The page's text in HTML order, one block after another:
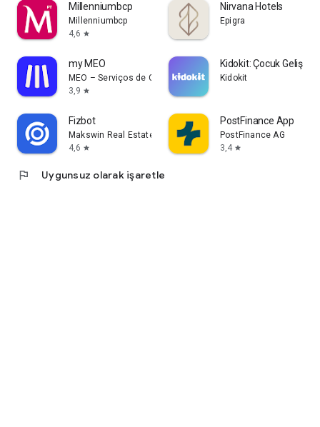
Millenniumbcp
Millenniumbcp
4,6 star
Nirvana Hotels
Epigra
my MEO
MEO – Serviços de Comunicações e Multimédia, S.A.
3,9 star
Kidokit: Çocuk Gelişimi
Kidokit
Fizbot
Makswin Real Estate Technologies
4,6 star
PostFinance App
PostFinance AG
3,4 star
flag Uygunsuz olarak işaretle